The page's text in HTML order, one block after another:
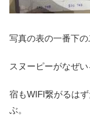
写真の表の一番下
スヌーピーがなぜ
宿もWIFI繋がるは
ぶ。